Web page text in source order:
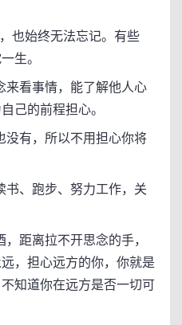
始终无法忘记。有些
生。
看事情，能了解他人心
己的前程担心。
有，所以不用担心你将
、跑步、努力工作，关
距离拉不开思念的手，
，担心远方的你，你就是
知道你在远方是否一切可